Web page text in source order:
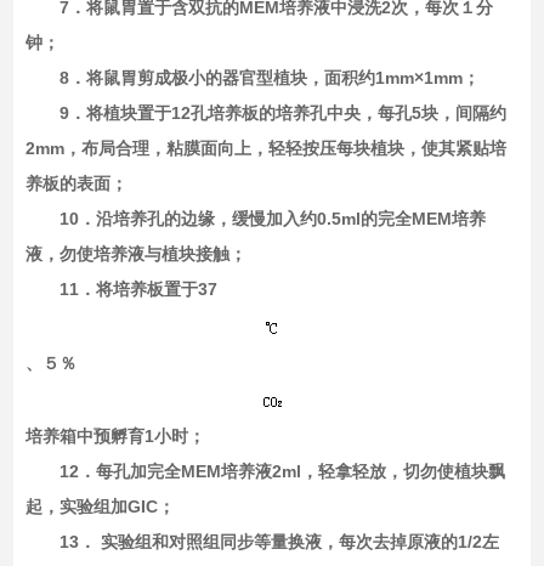
7．将鼠胃置于含双抗的MEM培养液中浸洗2次，每次１分
钟；
8．将鼠胃剪成极小的器官型植块，面积约1mm×1mm；
9．将植块置于12孔培养板的培养孔中央，每孔5块，间隔约
2mm，布局合理，粘膜面向上，轻轻按压每块植块，使其紧贴培
养板的表面；
10．沿培养孔的边缘，缓慢加入约0.5ml的完全MEM培养
液，勿使培养液与植块接触；
11．将培养板置于37
、５％
培养箱中预孵育1小时；
12．每孔加完全MEM培养液2ml，轻拿轻放，切勿使植块飘
起，实验组加GIC；
13． 实验组和对照组同步等量换液，每次去掉原液的1/2左